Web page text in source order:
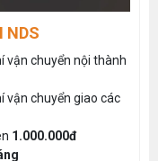
NDS
vận chuyển nội thành
vận chuyển giao các
1.000.000đ